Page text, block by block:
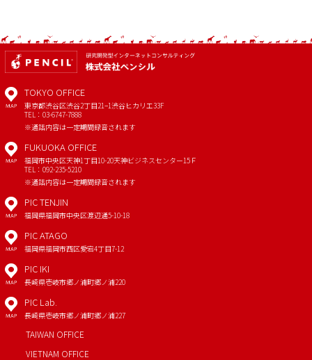
MAP
TOKYO OFFICE
東京都渋谷区渋谷2丁目21−1渋谷ヒカリエ33F
TEL：03-6747-7888
※通話内容は一定期間録音されます
MAP
FUKUOKA OFFICE
福岡市中央区天神1丁目10-20天神ビジネスセンター15Ｆ
TEL：092-235-5210
※通話内容は一定期間録音されます
MAP
PIC TENJIN
福岡県福岡市中央区渡辺通5-10-18
MAP
PIC ATAGO
福岡県福岡市西区愛宕4丁目7-12
MAP
PIC IKI
長崎県壱岐市郷ノ浦町郷ノ浦220
MAP
PIC Lab.
長崎県壱岐市郷ノ浦町郷ノ浦227
TAIWAN OFFICE
VIETNAM OFFICE